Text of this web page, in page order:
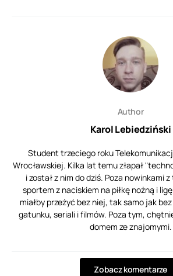
Author
Karol Lebiedziński
Student trzeciego roku
Wrocławskiej. Kilka lat temu złapał
i został z nim do dziś. Poza nowinkami
sportem z naciskiem na piłkę nożną i
miałby przeżyć bez niej, tak samo jak
gatunku, seriali i filmów. Poza tym,
domem ze znajomymi.
Zobacz komentarze